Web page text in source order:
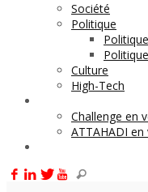
Société
Politique
Culture
High-Tech
Challenge en
ATTAHADI